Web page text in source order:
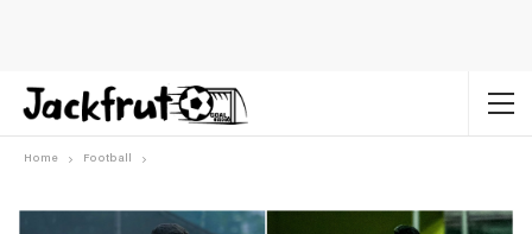
Home Football